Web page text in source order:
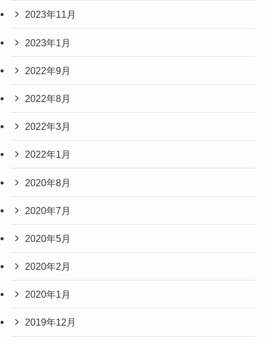
2023年11月
2023年1月
2022年9月
2022年8月
2022年3月
2022年1月
2020年8月
2020年7月
2020年5月
2020年2月
2020年1月
2019年12月